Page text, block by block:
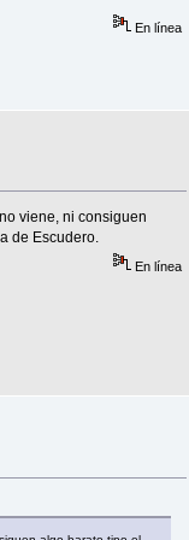
En línea
viene, ni consiguen
de Escudero.
En línea